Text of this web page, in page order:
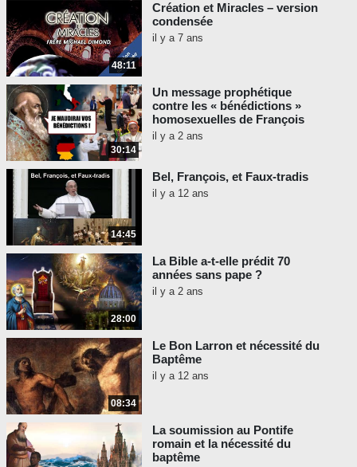
48:11
Création et Miracles – version
condensée
il y a 7 ans
30:14
Un message prophétique
contre les « bénédictions »
homosexuelles de François
il y a 2 ans
14:45
Bel, François, et Faux-tradis
il y a 12 ans
28:00
La Bible a-t-elle prédit 70
années sans pape ?
il y a 2 ans
08:34
Le Bon Larron et nécessité du
Baptême
il y a 12 ans
La soumission au Pontife
romain et la nécessité du
baptême